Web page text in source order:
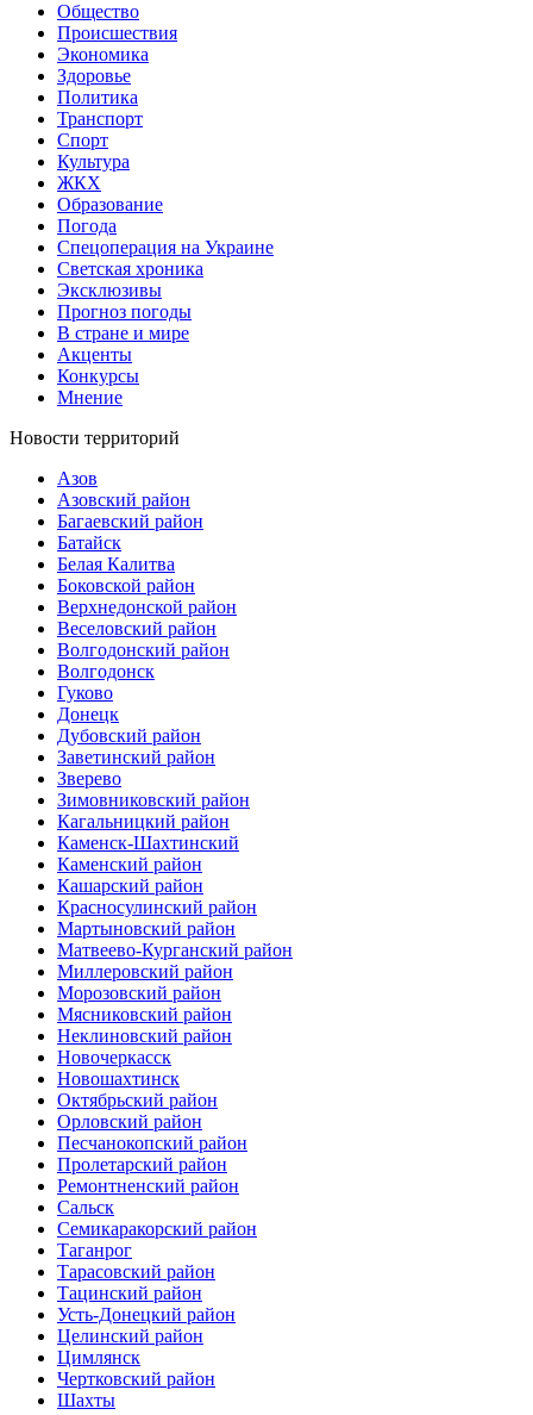
Общество
Происшествия
Экономика
Здоровье
Политика
Транспорт
Спорт
Культура
ЖКХ
Образование
Погода
Спецоперация на Украине
Светская хроника
Эксклюзивы
Прогноз погоды
В стране и мире
Акценты
Конкурсы
Мнение
Новости территорий
Азов
Азовский район
Багаевский район
Батайск
Белая Калитва
Боковской район
Верхнедонской район
Веселовский район
Волгодонский район
Волгодонск
Гуково
Донецк
Дубовский район
Заветинский район
Зверево
Зимовниковский район
Кагальницкий район
Каменск-Шахтинский
Каменский район
Кашарский район
Красносулинский район
Мартыновский район
Матвеево-Курганский район
Миллеровский район
Морозовский район
Мясниковский район
Неклиновский район
Новочеркасск
Новошахтинск
Октябрьский район
Орловский район
Песчанокопский район
Пролетарский район
Ремонтненский район
Сальск
Семикаракорский район
Таганрог
Тарасовский район
Тацинский район
Усть-Донецкий район
Целинский район
Цимлянск
Чертковский район
Шахты